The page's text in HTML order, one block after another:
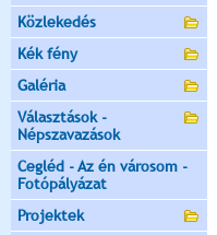
Közlekedés
Kék fény
Galéria
Választások -
Népszavazások
Cegléd - Az én városom -
Fotópályázat
Projektek